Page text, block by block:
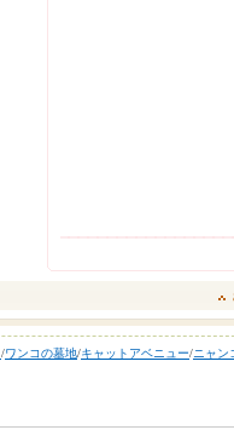
/ワンコの墓地/キャットアベニュー/ニャン